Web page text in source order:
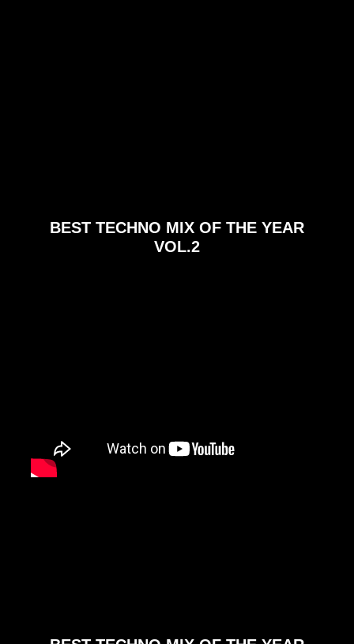
BEST TECHNO MIX OF THE YEAR
VOL.2